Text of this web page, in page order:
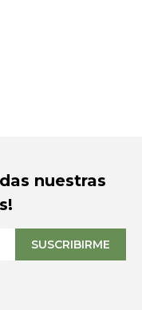
nuestras
SUSCRIBIRME